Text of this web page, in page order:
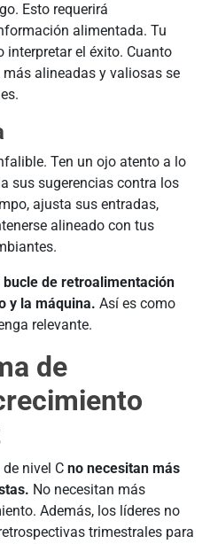
Esto requerirá
alimentada. Tu
interpretar el éxito. Cuanto
alineadas y valiosas se
Ten un ojo atento a lo
sus sugerencias contra los
ajusta sus entradas,
alineado con tus
de retroalimentación
y la máquina. Así es como
relevante.
de
nivel C no necesitan más
No necesitan más
Además, los líderes no
trimestrales para